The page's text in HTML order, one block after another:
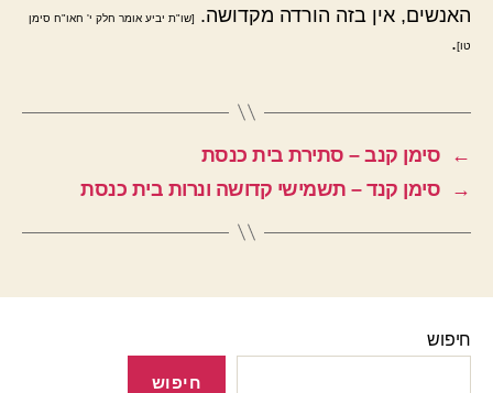
האנשים, אין בזה הורדה מקדושה.
[שו"ת יביע אומר חלק י' חאו"ח סימן
טו].
←
סימן קנב – סתירת בית כנסת
→
סימן קנד – תשמישי קדושה ונרות בית כנסת
חיפוש
חיפוש